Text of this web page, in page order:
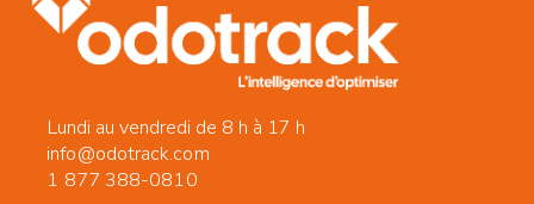
Lundi au vendredi de 8 h à 17 h
info@odotrack.com
1 877 388-0810